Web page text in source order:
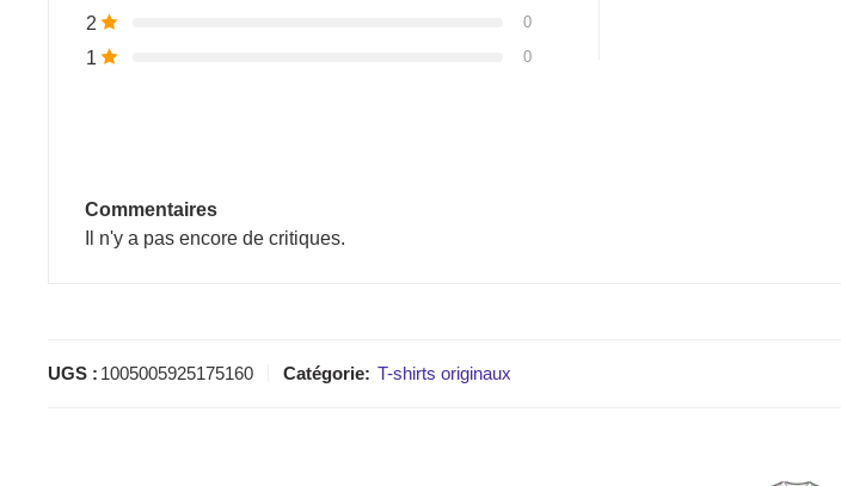
2 0
1 0
Commentaires
Il n'y a pas encore de critiques.
UGS : 1005005925175160 Catégorie: T-shirts originaux